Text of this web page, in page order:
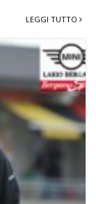
LEGGI TUTTO